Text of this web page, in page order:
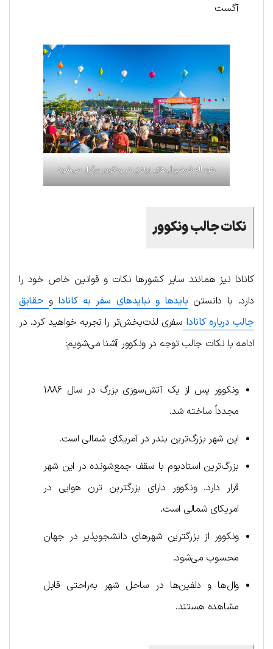
آگست
هرساله فستیوال‌های زیادی در ونکوور برگزار می‌شود
نکات جالب ونکوور
کانادا نیز همانند سایر کشورها نکات و قوانین خاص خود را
دارد. با دانستن بایدها و نبایدهای سفر به کاناداو حقایق
جالب درباره کانادا سفری لذت‌بخش‌تر را تجربه خواهید کرد. در
ادامه با نکات جالب توجه در ونکوور آشنا می‌شویم:
ونکوور پس از یک آتش‌سوزی بزرگ در سال ۱۸۸۶
مجدداً ساخته شد.
این شهر بزرگ‌ترین بندر در آمریکای شمالی است.
بزرگ‌ترین استادیوم با سقف جمع‌شونده در این شهر
قرار دارد. ونکوور دارای بزرگترین ترن هوایی در
امریکای شمالی است.
ونکوور از بزرگترین شهرهای دانشجوپذیر در جهان
محسوب می‌شود.
وال‌ها و دلفین‌ها در ساحل شهر به‌راحتی قابل
مشاهده هستند.